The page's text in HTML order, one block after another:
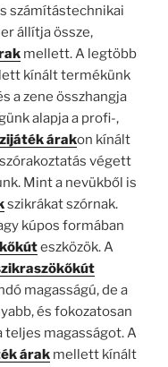
számítástechnikai
állítja össze,
mellett. A legtöbb
kínált termékünk
a zene összhangja
alapja a profi-,
árakon kínált
végett
Mint a nevükből is
szikrákat szórnak.
kúpos formában
eszközök. A
magasságú, de a
és fokozatosan
teljes magasságot. A
árak mellett kínált